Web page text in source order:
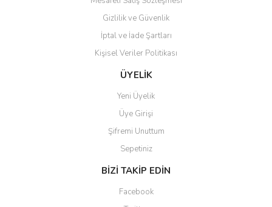
Gönder
Gizlilik ve Güvenlik
İptal ve İade Şartları
Kişisel Veriler Politikası
ÜYELİK
Yeni Üyelik
Üye Girişi
Şifremi Unuttum
Sepetiniz
BİZİ TAKİP EDİN
Facebook